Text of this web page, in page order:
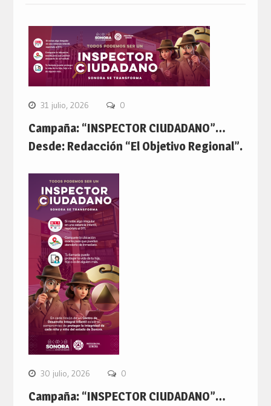
31 julio, 2026 0
Campaña: “INSPECTOR CIUDADANO”…
Desde: Redacción “El Objetivo Regional”.
30 julio, 2026 0
Campaña: “INSPECTOR CIUDADANO”…